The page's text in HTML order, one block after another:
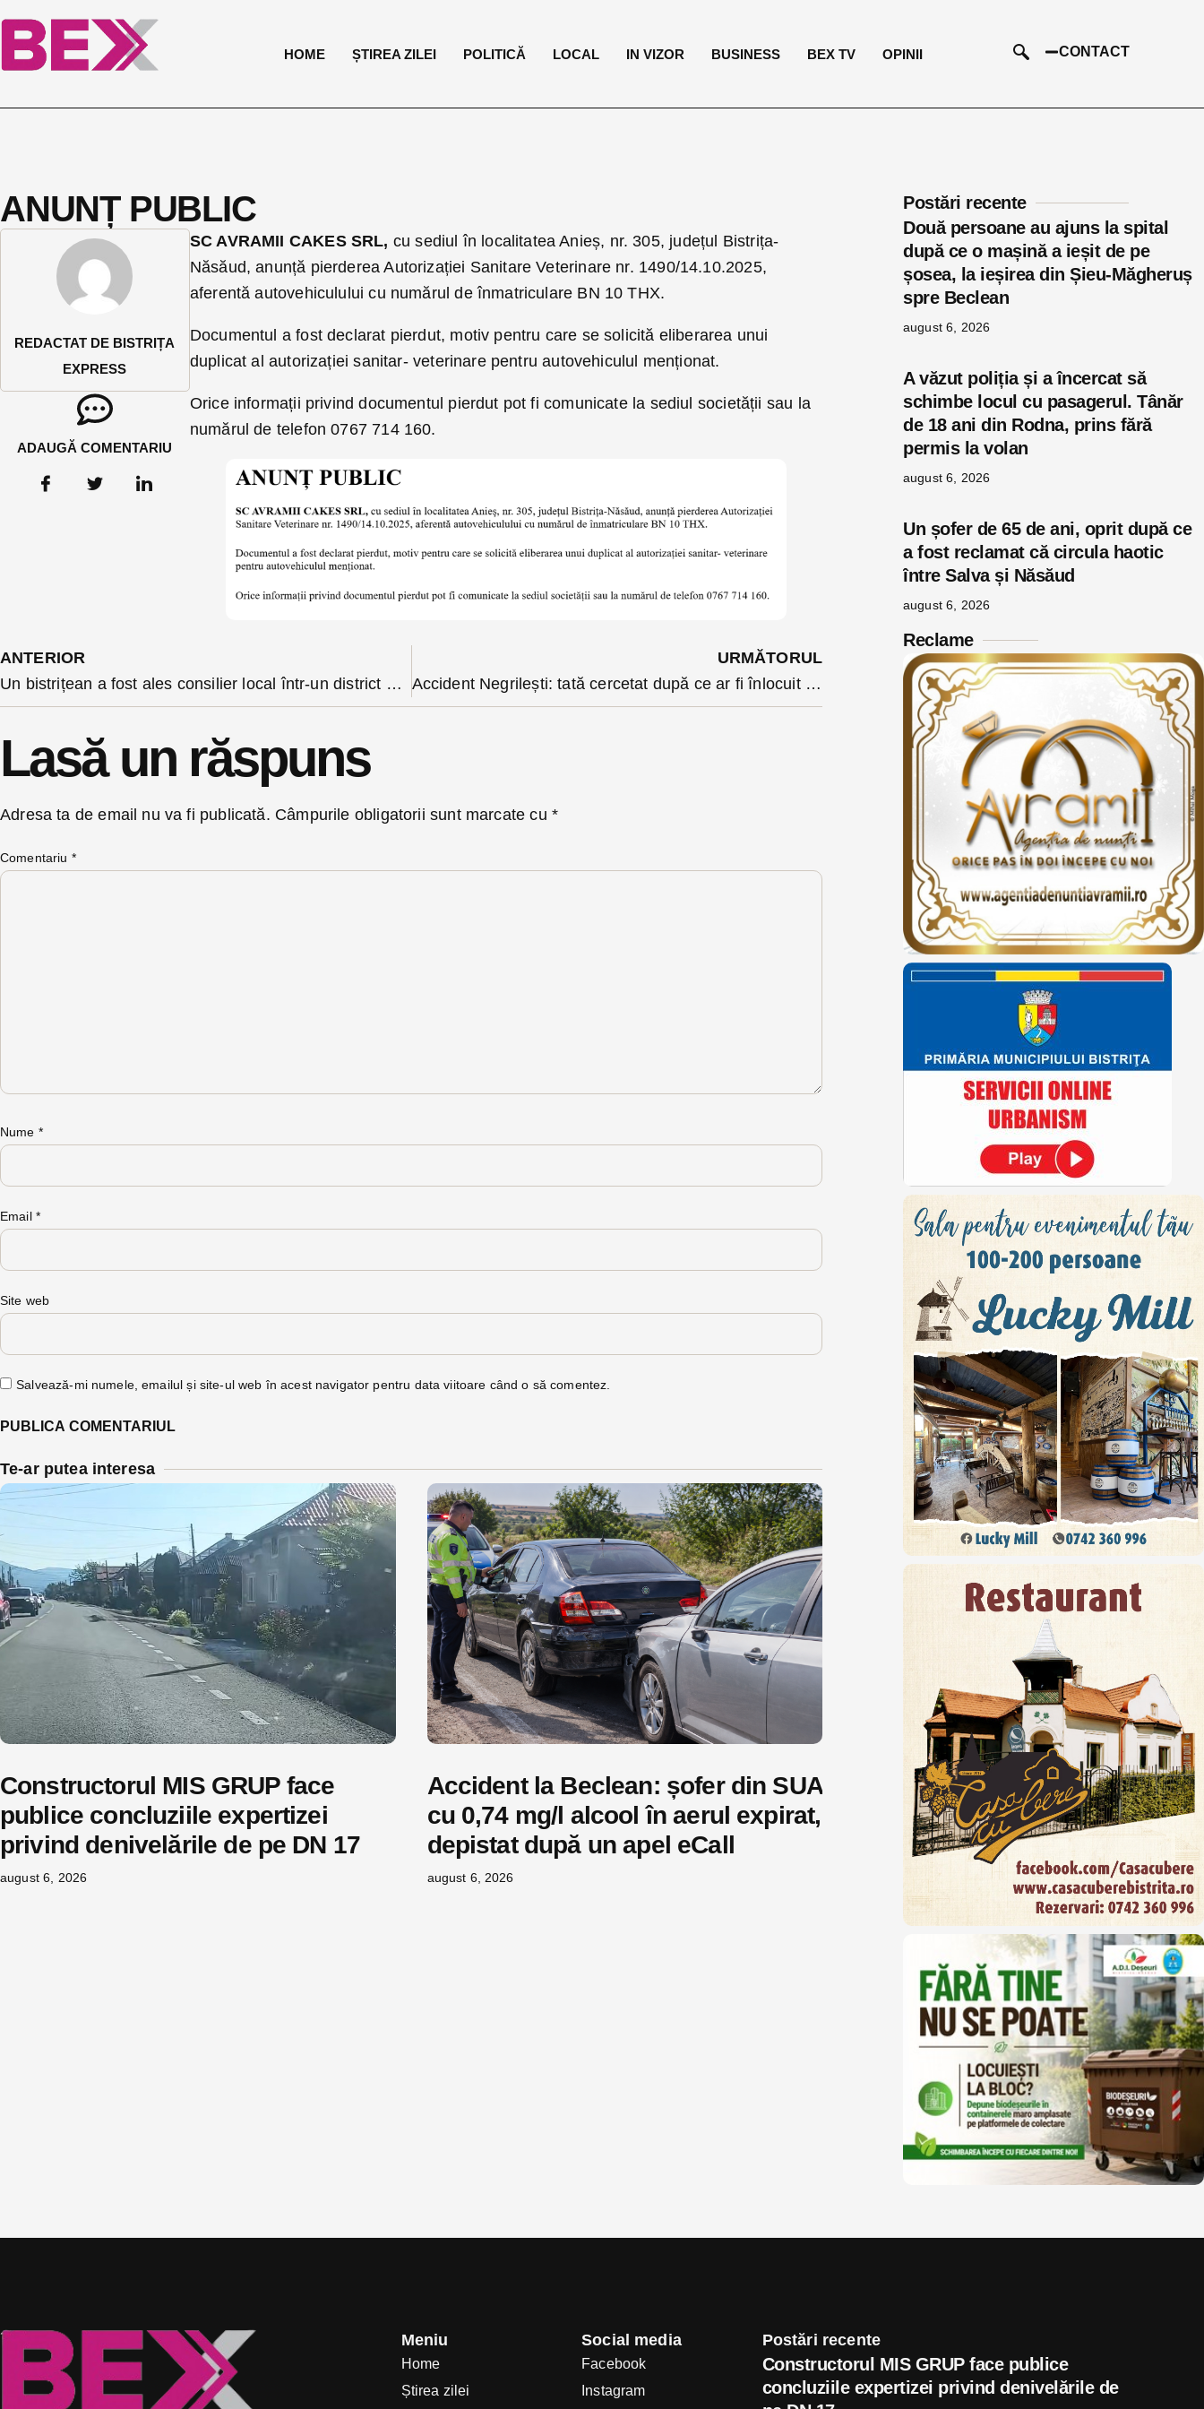
HOME ȘTIREA ZILEI POLITICĂ LOCAL IN VIZOR BUSINESS BEX TV OPINII CONTACT
ANUNȚ PUBLIC
REDACTAT DE BISTRIȚA
EXPRESS
ADAUGĂ COMENTARIU
SC AVRAMII CAKES SRL, cu sediul în localitatea Anieș, nr. 305, județul Bistrița-
Năsăud, anunță pierderea Autorizației Sanitare Veterinare nr. 1490/14.10.2025,
aferentă autovehiculului cu numărul de înmatriculare BN 10 THX.
Documentul a fost declarat pierdut, motiv pentru care se solicită eliberarea unui
duplicat al autorizației sanitar- veterinare pentru autovehiculul menționat.
Orice informații privind documentul pierdut pot fi comunicate la sediul societății sau la
numărul de telefon 0767 714 160.
ANTERIOR
Un bistrițean a fost ales consilier local într-un district din Londra cu 270 de mii de locuitori. Este fiul unui fost primar al Bistriței
URMĂTORUL
Accident Negrilești: tată cercetat după ce ar fi înlocuit motocicleta cu o trotinetă
Lasă un răspuns
Adresa ta de email nu va fi publicată. Câmpurile obligatorii sunt marcate cu *
Comentariu *
Nume *
Email *
Site web
Salvează-mi numele, emailul și site-ul web în acest navigator pentru data viitoare când o să comentez.
Te-ar putea interesa
Constructorul MIS GRUP face
publice concluziile expertizei
privind denivelările de pe DN 17
august 6, 2026
Accident la Beclean: șofer din SUA
cu 0,74 mg/l alcool în aerul expirat,
depistat după un apel eCall
august 6, 2026
Postări recente
Două persoane au ajuns la spital
după ce o mașină a ieșit de pe
șosea, la ieșirea din Șieu-Măgheruș
spre Beclean
august 6, 2026
A văzut poliția și a încercat să
schimbe locul cu pasagerul. Tânăr
de 18 ani din Rodna, prins fără
permis la volan
august 6, 2026
Un șofer de 65 de ani, oprit după ce
a fost reclamat că circula haotic
între Salva și Năsăud
august 6, 2026
Reclame
Meniu
Home
Știrea zilei
Social media
Facebook
Instagram
Postări recente
Constructorul MIS GRUP face publice
concluziile expertizei privind denivelările de